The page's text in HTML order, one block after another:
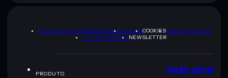
POLÍTICA DE PRIVACIDADETERMSCOOKIESMAPA DO SITE
KIT DA MARCA NEWSLETTER
PRODUTO Visão geral